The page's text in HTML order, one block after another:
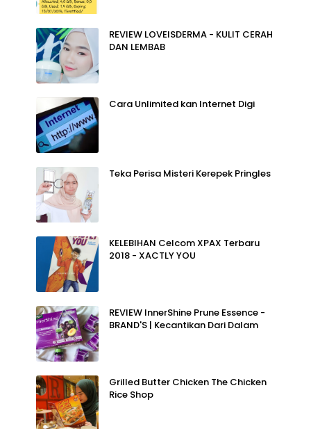
REVIEW LOVEISDERMA - KULIT CERAH
DAN LEMBAB
Cara Unlimited kan Internet Digi
Teka Perisa Misteri Kerepek Pringles
KELEBIHAN Celcom XPAX Terbaru
2018 - XACTLY YOU
REVIEW InnerShine Prune Essence -
BRAND'S | Kecantikan Dari Dalam
Grilled Butter Chicken The Chicken
Rice Shop